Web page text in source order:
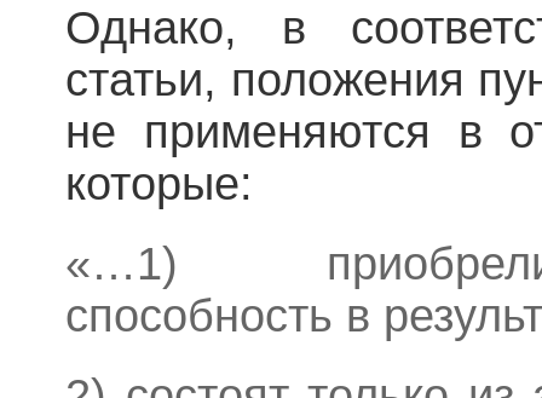
Однако, в
статьи, положения
не применяются в
которые:
«…1)
способность в